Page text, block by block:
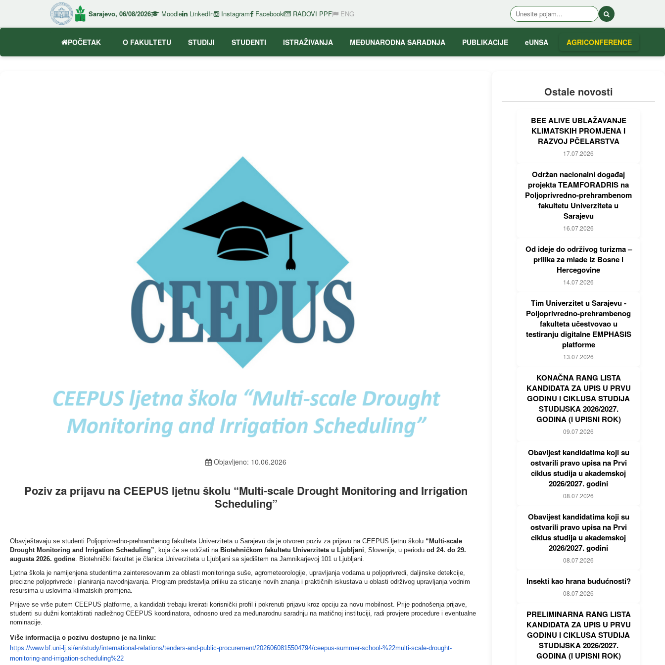
Sarajevo, 06/08/2026 Moodle LinkedIn Instagram Facebook RADOVI PPF ENG
POČETAK O FAKULTETU STUDIJI STUDENTI ISTRAŽIVANJA MEĐUNARODNA SARADNJA PUBLIKACIJE eUNSA AGRICONFERENCE
Objavljeno: 10.06.2026
Poziv za prijavu na CEEPUS ljetnu školu “Multi-scale Drought Monitoring and Irrigation
Scheduling”
Obavještavaju se studenti Poljoprivredno-prehrambenog fakulteta Univerziteta u Sarajevu da je otvoren poziv za prijavu na CEEPUS ljetnu školu “Multi-scale
Drought Monitoring and Irrigation Scheduling”, koja će se održati na Biotehničkom fakultetu Univerziteta u Ljubljani, Slovenija, u periodu od 24. do 29.
augusta 2026. godine. Biotehnički fakultet je članica Univerziteta u Ljubljani sa sjedištem na Jamnikarjevoj 101 u Ljubljani.
Ljetna škola je namijenjena studentima zainteresovanim za oblasti monitoringa suše, agrometeorologije, upravljanja vodama u poljoprivredi, daljinske detekcije,
precizne poljoprivrede i planiranja navodnjavanja. Program predstavlja priliku za sticanje novih znanja i praktičnih iskustava u oblasti održivog upravljanja vodnim
resursima u uslovima klimatskih promjena.
Prijave se vrše putem CEEPUS platforme, a kandidati trebaju kreirati korisnički profil i pokrenuti prijavu kroz opciju za novu mobilnost. Prije podnošenja prijave,
studenti su dužni kontaktirati nadležnog CEEPUS koordinatora, odnosno ured za međunarodnu saradnju na matičnoj instituciji, radi provjere procedure i eventualne
nominacije.
Više informacija o pozivu dostupno je na linku:
https://www.bf.uni-lj.si/en/study/international-relations/tenders-and-public-procurement/2026060815504794/ceepus-summer-school-%22multi-scale-drought-
monitoring-and-irrigation-scheduling%22
Ostale novosti
BEE ALIVE UBLAŽAVANJE
KLIMATSKIH PROMJENA I
RAZVOJ PČELARSTVA
17.07.2026
Održan nacionalni događaj
projekta TEAMFORADRIS na
Poljoprivredno-prehrambenom
fakultetu Univerziteta u
Sarajevu
16.07.2026
Od ideje do održivog turizma –
prilika za mlade iz Bosne i
Hercegovine
14.07.2026
Tim Univerzitet u Sarajevu -
Poljoprivredno-prehrambenog
fakulteta učestvovao u
testiranju digitalne EMPHASIS
platforme
13.07.2026
KONAČNA RANG LISTA
KANDIDATA ZA UPIS U PRVU
GODINU I CIKLUSA STUDIJA
STUDIJSKA 2026/2027.
GODINA (I UPISNI ROK)
09.07.2026
Obavijest kandidatima koji su
ostvarili pravo upisa na Prvi
ciklus studija u akademskoj
2026/2027. godini
08.07.2026
Obavijest kandidatima koji su
ostvarili pravo upisa na Prvi
ciklus studija u akademskoj
2026/2027. godini
08.07.2026
Insekti kao hrana budućnosti?
08.07.2026
PRELIMINARNA RANG LISTA
KANDIDATA ZA UPIS U PRVU
GODINU I CIKLUSA STUDIJA
STUDIJSKA 2026/2027.
GODINA (I UPISNI ROK)